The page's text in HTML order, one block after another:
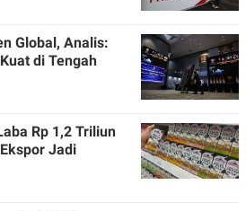
Global, Analis:
di Tengah
Rp 1,2 Triliun
Jadi